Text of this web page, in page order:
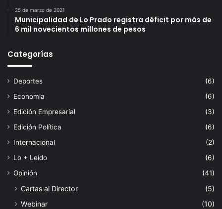
25 de marzo de 2021
Municipalidad de Lo Prado registra déficit por más de
6 mil novecientos millones de pesos
Categorías
Deportes
(6)
Economia
(6)
Edición Empresarial
(3)
Edición Política
(6)
Internacional
(2)
Lo + Leído
(6)
Opinión
(41)
Cartas al Director
(5)
Webinar
(10)